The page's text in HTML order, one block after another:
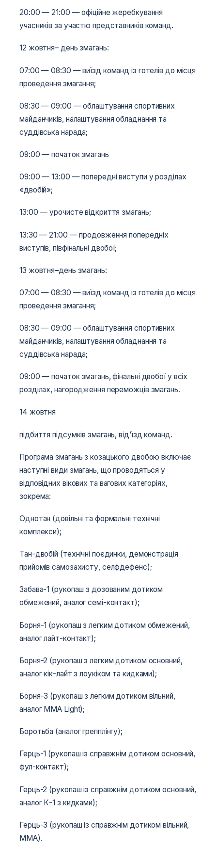
20:00 — 21:00 — офіційне жеребкування
учасників за участю представників команд.
12 жовтня– день змагань:
07:00 — 08:30 — виїзд команд із готелів до місця
проведення змагання;
08:30 — 09:00 — облаштування спортивних
майданчиків, налаштування обладнання та
суддівська нарада;
09:00 — початок змагань
09:00 — 13:00 — попередні виступи у розділах
«двобій»;
13:00 — урочисте відкриття змагань;
13:30 — 21:00 — продовження попередніх
виступів, півфінальні двобої;
13 жовтня–день змагань:
07:00 — 08:30 — виїзд команд із готелів до місця
проведення змагання;
08:30 — 09:00 — облаштування спортивних
майданчиків, налаштування обладнання та
суддівська нарада;
09:00 — початок змагань, фінальні двобої у всіх
розділах, нагородження переможців змагань.
14 жовтня
підбиття підсумків змагань, від’їзд команд.
Програма змагань з козацького двобою включає
наступні види змагань, що проводяться у
відповідних вікових та вагових категоріях,
зокрема:
Однотан (довільні та формальні технічні
комплекси);
Тан-двобій (технічні поєдинки, демонстрація
прийомів самозахисту, селфдефенс);
Забава-1 (рукопаш з дозованим дотиком
обмежений, аналог семі-контакт);
Борня-1 (рукопаш з легким дотиком обмежений,
аналог лайт-контакт);
Борня-2 (рукопаш з легким дотиком основний,
аналог кік-лайт з лоукіком та кидками);
Борня-3 (рукопаш з легким дотиком вільний,
аналог MMA Light);
Боротьба (аналог грепплінгу);
Герць-1 (рукопаш із справжнім дотиком основний,
фул-контакт);
Герць-2 (рукопаш із справжнім дотиком основний,
аналог К-1 з кидками);
Герць-3 (рукопаш із справжнім дотиком вільний,
MMA).